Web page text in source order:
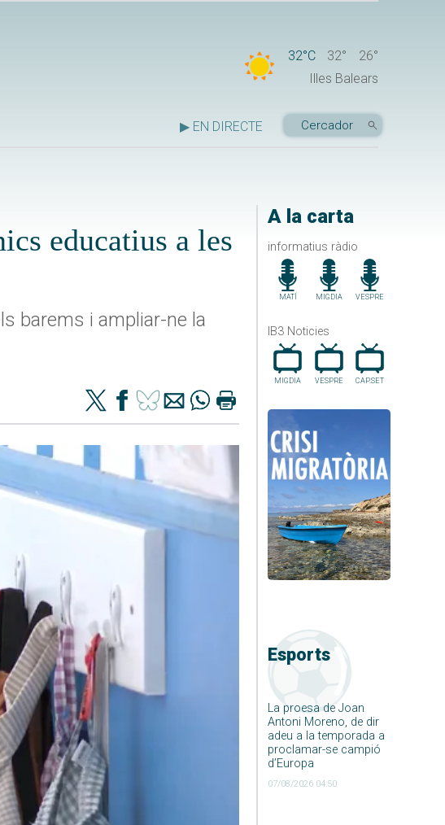
32°C 32°
26°
Illes Balears
▶ EN DIRECTE
A la carta
informatius ràdio
MATÍ MIGDIA VESPRE
IB3 Noticies
MIGDIA VESPRE CAP.SET
Esports
La proesa de Joan
Antoni Moreno, de dir
adeu a la temporada a
proclamar-se campió
d’Europa
07/08/2026 04:50
educatius a les
barems i ampliar-ne la